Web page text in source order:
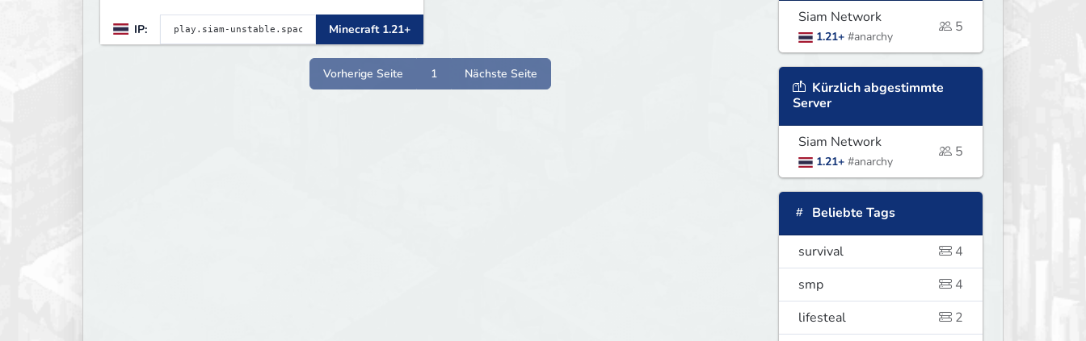
IP: Minecraft 1.21+
Vorherige Seite 1 Nächste Seite
Siam Network
1.21+ #anarchy
5
Kürzlich abgestimmte
Server
Siam Network
1.21+ #anarchy
5
Beliebte Tags
survival
4
smp
4
lifesteal
2